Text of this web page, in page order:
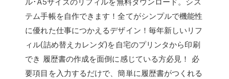
テム手帳を自作できます！全てがシンプルで機能性
に優れた仕事につかえるデザイン！毎年新しいリフ
ィル(詰め替えカレンダ)を自宅のプリンタから印刷
でき 履歴書の作成を面倒に感じている方必見！ 必
要項目を入力するだけで、簡単に履歴書がつくれる